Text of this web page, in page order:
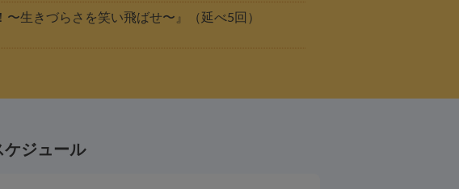
生きづらさを笑い飛ばせ〜』（延べ5回）
ケジュール